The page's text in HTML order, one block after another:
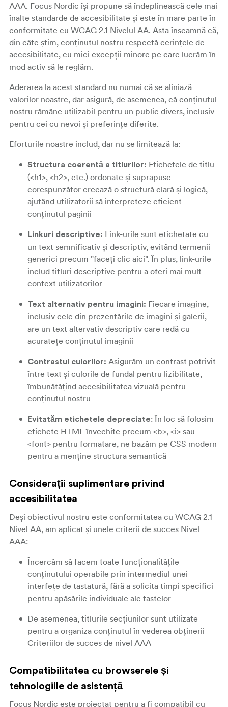
AAA. Focus Nordic își propune să îndeplinească cele mai
înalte standarde de accesibilitate și este în mare parte în
conformitate cu WCAG 2.1 Nivelul AA. Asta înseamnă că,
din câte știm, conținutul nostru respectă cerințele de
accesibilitate, cu mici excepții minore pe care lucrăm în
mod activ să le reglăm.
Aderarea la acest standard nu numai că se aliniază
valorilor noastre, dar asigură, de asemenea, că conținutul
nostru rămâne utilizabil pentru un public divers, inclusiv
pentru cei cu nevoi și preferințe diferite.
Eforturile noastre includ, dar nu se limitează la:
Structura coerentă a titlurilor: Etichetele de titlu
(<h1>, <h2>, etc.) ordonate și suprapuse
corespunzător creează o structură clară și logică,
ajutând utilizatorii să interpreteze eficient
conținutul paginii
Linkuri descriptive: Link-urile sunt etichetate cu
un text semnificativ și descriptiv, evitând termenii
generici precum "faceți clic aici". În plus, link-urile
includ titluri descriptive pentru a oferi mai mult
context utilizatorilor
Text alternativ pentru imagini: Fiecare imagine,
inclusiv cele din prezentările de imagini și galerii,
are un text altervativ descriptiv care redă cu
acuratețe conținutul imaginii
Contrastul culorilor: Asigurăm un contrast potrivit
între text și culorile de fundal pentru lizibilitate,
îmbunătățind accesibilitatea vizuală pentru
conținutul nostru
Evitatăm etichetele depreciate: În loc să folosim
etichete HTML învechite precum <b>, <i> sau
<font> pentru formatare, ne bazăm pe CSS modern
pentru a menține structura semantică
Considerații suplimentare privind
accesibilitatea
Deși obiectivul nostru este conformitatea cu WCAG 2.1
Nivel AA, am aplicat și unele criterii de succes Nivel
AAA:
Încercăm să facem toate funcționalitățile
conținutului operabile prin intermediul unei
interfețe de tastatură, fără a solicita timpi specifici
pentru apăsările individuale ale tastelor
De asemenea, titlurile secțiunilor sunt utilizate
pentru a organiza conținutul în vederea obținerii
Criteriilor de succes de nivel AAA
Compatibilitatea cu browserele și
tehnologiile de asistență
Focus Nordic este proiectat pentru a fi compatibil cu